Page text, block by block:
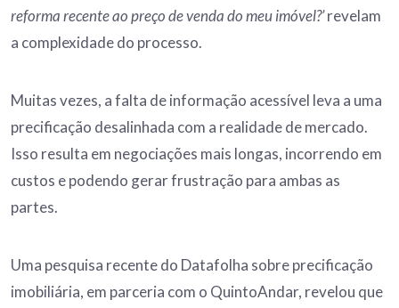
reforma recente ao preço de venda do meu imóvel?’revelam
a complexidade do processo.
Muitas vezes, a falta de informação acessível leva a uma
precificação desalinhada com a realidade de mercado.
Isso resulta em negociações mais longas, incorrendo em
custos e podendo gerar frustração para ambas as
partes.
Uma pesquisa recente do Datafolha sobre precificação
imobiliária, em parceria com o QuintoAndar, revelou que